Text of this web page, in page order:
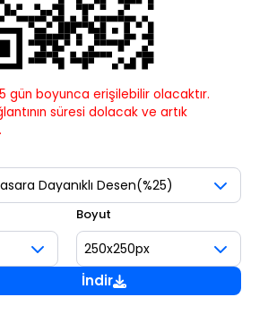
gün boyunca erişilebilir olacaktır.
süresi dolacak ve artık
Boyut
İndir